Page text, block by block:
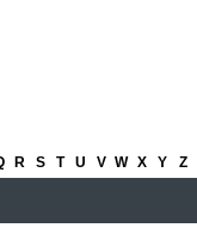
R S T U V W X Y Z